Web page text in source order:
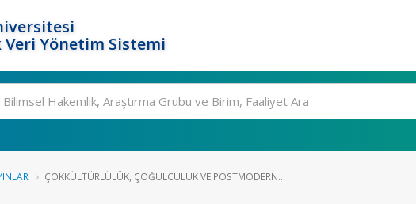
Yönetim Sistemi
ÇOKKÜLTÜRLÜLÜK, ÇOĞULCULUK VE POSTMODERN...